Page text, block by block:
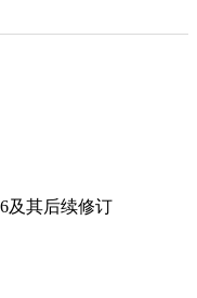
及其后续修订